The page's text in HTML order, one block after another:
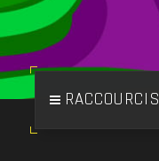
RACCOURCIS